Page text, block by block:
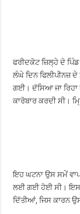
ਫਰੀਦਕੋਟ ਜ਼ਿਲ੍ਹੇ ਦੇ
ਲੰਘੇ ਦਿਨ ਫਿਲੀਪੀਨਜ਼ ਦੇ
ਗਈ। ਦੱਸਿਆ ਜਾ ਰਿਹਾ
ਕਾਰੋਬਾਰ ਕਰਦੀ ਸੀ।
ਇਹ ਘਟਨਾ ਉਸ ਸਮੇਂ
ਲਈ ਗਈ ਹੋਈ ਸੀ। ਇਸ
ਦਿੱਤੀਆਂ, ਜਿਸ ਕਾਰਨ